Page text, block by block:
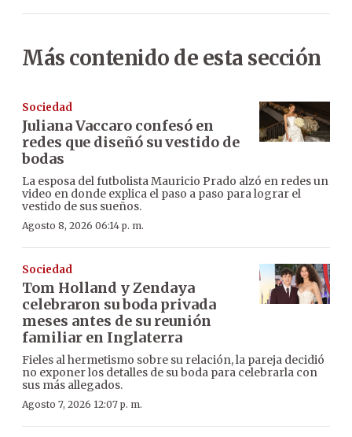
Más contenido de esta sección
Sociedad
Juliana Vaccaro confesó en
redes que diseñó su vestido de
bodas
La esposa del futbolista Mauricio Prado alzó en redes un
video en donde explica el paso a paso para lograr el
vestido de sus sueños.
Agosto 8, 2026 06:14 p. m.
Sociedad
Tom Holland y Zendaya
celebraron su boda privada
meses antes de su reunión
familiar en Inglaterra
Fieles al hermetismo sobre su relación, la pareja decidió
no exponer los detalles de su boda para celebrarla con
sus más allegados.
Agosto 7, 2026 12:07 p. m.